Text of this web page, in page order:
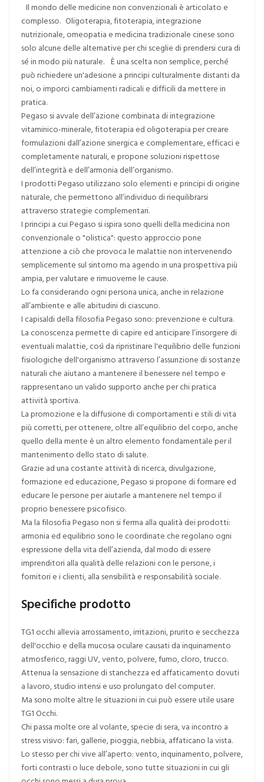
Il mondo delle medicine non convenzionali è articolato e
complesso. Oligoterapia, fitoterapia, integrazione
nutrizionale, omeopatia e medicina tradizionale cinese sono
solo alcune delle alternative per chi sceglie di prendersi cura di
sé in modo più naturale. È una scelta non semplice, perché
può richiedere un'adesione a principi culturalmente distanti da
noi, o imporci cambiamenti radicali e difficili da mettere in
pratica.
Pegaso si avvale dell’azione combinata di integrazione
vitaminico-minerale, fitoterapia ed oligoterapia per creare
formulazioni dall’azione sinergica e complementare, efficaci e
completamente naturali, e propone soluzioni rispettose
dell’integrità e dell’armonia dell’organismo.
I prodotti Pegaso utilizzano solo elementi e principi di origine
naturale, che permettono all’individuo di riequilibrarsi
attraverso strategie complementari.
I principi a cui Pegaso si ispira sono quelli della medicina non
convenzionale o "olistica": questo approccio pone
attenzione a ciò che provoca le malattie non intervenendo
semplicemente sul sintomo ma agendo in una prospettiva più
ampia, per valutare e rimuoverne le cause.
Lo fa considerando ogni persona unica, anche in relazione
all’ambiente e alle abitudini di ciascuno.
I capisaldi della filosofia Pegaso sono: prevenzione e cultura.
La conoscenza permette di capire ed anticipare l’insorgere di
eventuali malattie, così da ripristinare l'equilibrio delle funzioni
fisiologiche dell'organismo attraverso l’assunzione di sostanze
naturali che aiutano a mantenere il benessere nel tempo e
rappresentano un valido supporto anche per chi pratica
attività sportiva.
La promozione e la diffusione di comportamenti e stili di vita
più corretti, per ottenere, oltre all’equilibrio del corpo, anche
quello della mente è un altro elemento fondamentale per il
mantenimento dello stato di salute.
Grazie ad una costante attività di ricerca, divulgazione,
formazione ed educazione, Pegaso si propone di formare ed
educare le persone per aiutarle a mantenere nel tempo il
proprio benessere psicofisico.
Ma la filosofia Pegaso non si ferma alla qualità dei prodotti:
armonia ed equilibrio sono le coordinate che regolano ogni
espressione della vita dell’azienda, dal modo di essere
imprenditori alla qualità delle relazioni con le persone, i
fornitori e i clienti, alla sensibilità e responsabilità sociale.
Specifiche prodotto
TG1 occhi allevia arrossamento, irritazioni, prurito e secchezza
dell'occhio e della mucosa oculare causati da inquinamento
atmosferico, raggi UV, vento, polvere, fumo, cloro, trucco.
Attenua la sensazione di stanchezza ed affaticamento dovuti
a lavoro, studio intensi e uso prolungato del computer.
Ma sono molte altre le situazioni in cui può essere utile usare
TG1 Occhi.
Chi passa molte ore al volante, specie di sera, va incontro a
stress visivo: fari, gallerie, pioggia, nebbia, affaticano la vista.
Lo stesso per chi vive all’aperto: vento, inquinamento, polvere,
forti contrasti o luce debole, sono tutte situazioni in cui gli